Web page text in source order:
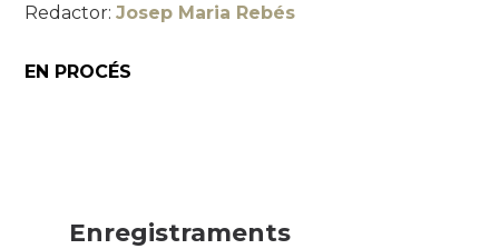
Redactor:Josep Maria Rebés
EN PROCÉS
Enregistraments